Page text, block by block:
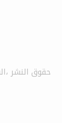
حقوق النشر